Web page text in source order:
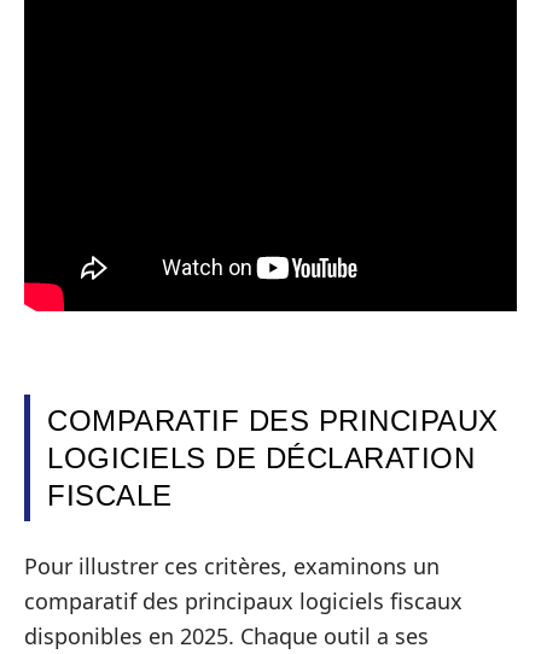
COMPARATIF DES PRINCIPAUX
LOGICIELS DE DÉCLARATION
FISCALE
Pour illustrer ces critères, examinons un
comparatif des principaux logiciels fiscaux
disponibles en 2025. Chaque outil a ses